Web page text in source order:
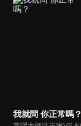
我就問 你正常嗎？